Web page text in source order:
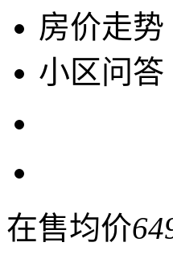
房价走势
小区问答
在售均价